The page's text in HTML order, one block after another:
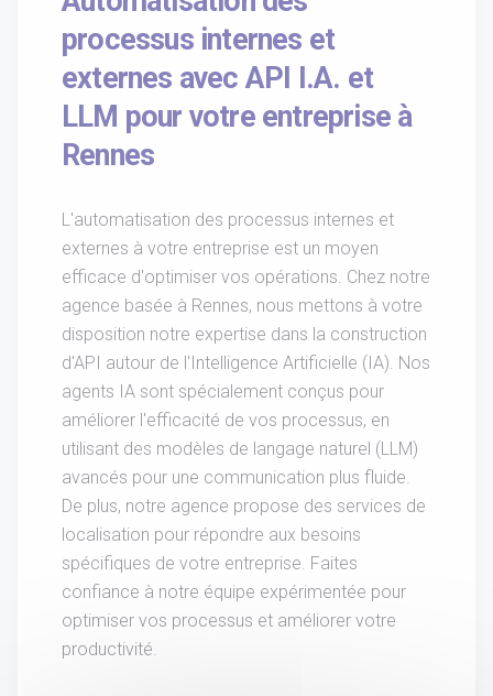
processus internes et
externes avec API I.A. et
LLM pour votre entreprise à
Rennes
L'automatisation des processus internes et
externes à votre entreprise est un moyen
efficace d'optimiser vos opérations. Chez notre
agence basée à Rennes, nous mettons à votre
disposition notre expertise dans la construction
d'API autour de l'Intelligence Artificielle (IA). Nos
agents IA sont spécialement conçus pour
améliorer l'efficacité de vos processus, en
utilisant des modèles de langage naturel (LLM)
avancés pour une communication plus fluide.
De plus, notre agence propose des services de
localisation pour répondre aux besoins
spécifiques de votre entreprise. Faites
confiance à notre équipe expérimentée pour
optimiser vos processus et améliorer votre
productivité.